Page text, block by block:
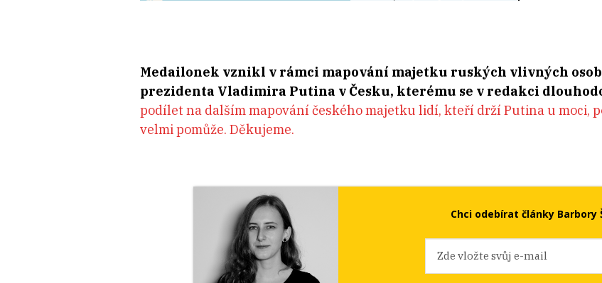
Medailonek vznikl v rámci mapování majetku ruských vlivných
prezidenta Vladimira Putina v Česku, kterému se v redakci
podílet na dalším mapování českého majetku lidí, kteří drží Putina u moci,
velmi pomůže. Děkujeme.
Chci odebírat články Barbory